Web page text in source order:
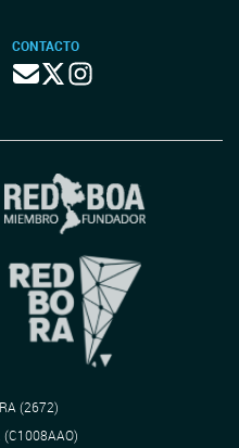
CONTACTO
(2672)
(C1008AAO)